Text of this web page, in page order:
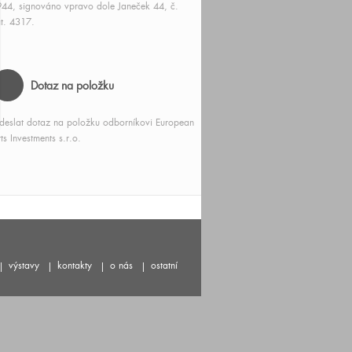
signováno vpravo dole Janeček 44, č.
4317.
Dotaz na položku
dotaz na položku odborníkovi European
Investments s.r.o.
výstavy kontakty o nás ostatní